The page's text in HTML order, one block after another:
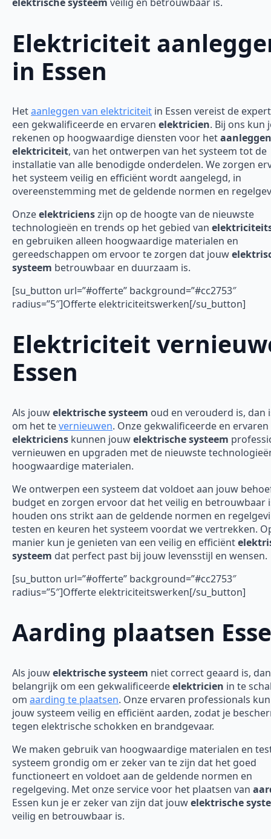
Elektriciteit
in Essen
Hetaanleggen van elektriciteit in Essen vereist de
een gekwalificeerde en ervaren elektricien. Bij ons kun
rekenen op hoogwaardige diensten voor het
elektriciteit, van het ontwerpen van het systeem tot de
installatie van alle benodigde onderdelen. We zorgen
het systeem veilig en efficiënt wordt aangelegd, in
overeenstemming met de geldende normen en
Onzeelektricienszijn op de hoogte van de nieuwste
technologieën en trends op het gebied van
en gebruiken alleen hoogwaardige materialen en
gereedschappen om ervoor te zorgen dat jouw
systeem betrouwbaar en duurzaam is.
[su_button url=”#offerte” background=”#cc2753″
radius=”5″]Offerte elektriciteitswerken[/su_button]
Elektriciteit
Essen
Als jouwelektrische systeem oud en verouderd is, dan
om het tevernieuwen. Onze gekwalificeerde en ervaren
elektriciens kunnen jouwelektrische systeem
vernieuwen en upgraden met de nieuwste
hoogwaardige materialen.
We ontwerpen een systeem dat voldoet aan jouw
budget en zorgen ervoor dat het veilig en betrouwbaar
houden ons strikt aan de geldende normen en
testen en keuren het systeem voordat we vertrekken.
manier kun je genieten van een veilig en efficiënt
systeem dat perfect past bij jouw levensstijl en wensen.
[su_button url=”#offerte” background=”#cc2753″
radius=”5″]Offerte elektriciteitswerken[/su_button]
Aarding plaatsen
Als jouwelektrische systeem niet correct geaard is,
belangrijk om een gekwalificeerdeelektricien in te
om aarding te plaatsen. Onze ervaren professionals
jouw systeem veilig en efficiënt aarden, zodat je
tegen elektrische schokken en brandgevaar.
We maken gebruik van hoogwaardige materialen en
systeem grondig om er zeker van te zijn dat het goed
functioneert en voldoet aan de geldende normen en
regelgeving. Met onze service voor het plaatsen van
Essen kun je er zeker van zijn dat jouwelektrische
veilig en betrouwbaar is.